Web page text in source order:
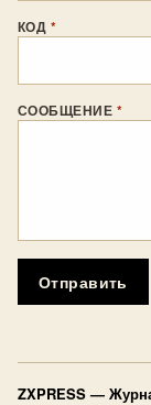
КОД *
СООБЩЕНИЕ *
Отправить
ZXPRESS —